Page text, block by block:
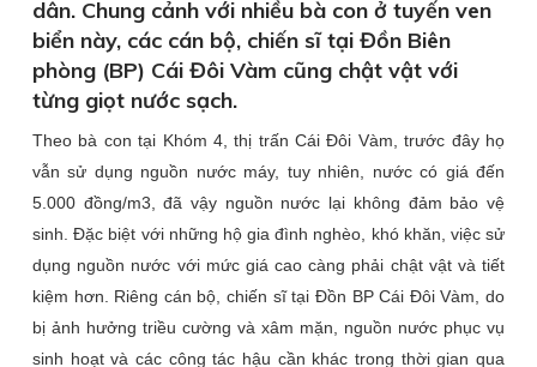
dân. Chung cảnh với nhiều bà con ở tuyến ven
biển này, các cán bộ, chiến sĩ tại Đồn Biên
phòng (BP) Cái Đôi Vàm cũng chật vật với
từng giọt nước sạch.
Theo bà con tại Khóm 4, thị trấn Cái Đôi Vàm, trước đây họ
vẫn sử dụng nguồn nước máy, tuy nhiên, nước có giá đến
5.000 đồng/m3, đã vậy nguồn nước lại không đảm bảo vệ
sinh. Đặc biệt với những hộ gia đình nghèo, khó khăn, việc sử
dụng nguồn nước với mức giá cao càng phải chật vật và tiết
kiệm hơn. Riêng cán bộ, chiến sĩ tại Đồn BP Cái Đôi Vàm, do
bị ảnh hưởng triều cường và xâm mặn, nguồn nước phục vụ
sinh hoạt và các công tác hậu cần khác trong thời gian qua